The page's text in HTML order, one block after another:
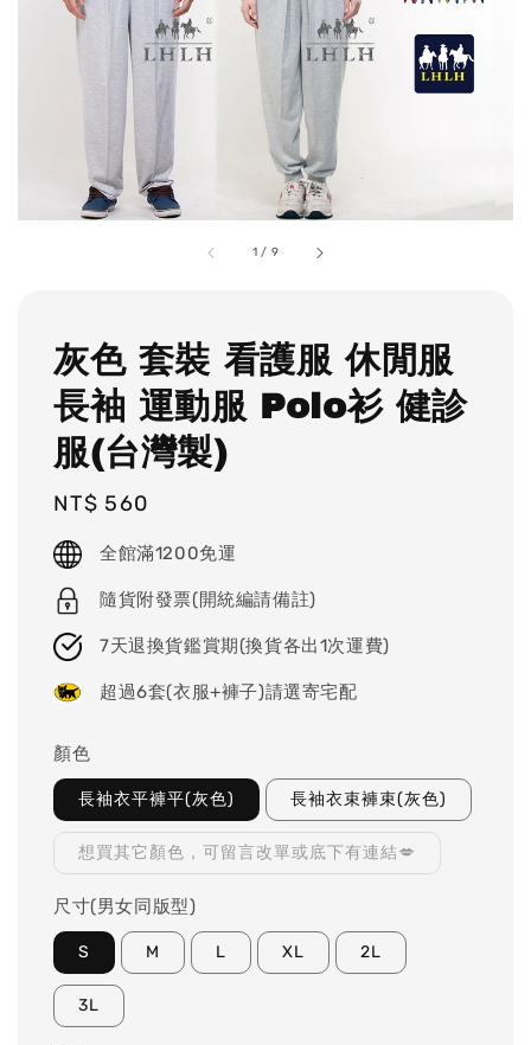
1 / 9
灰色 套裝 看護服 休閒服
長袖 運動服 Polo衫 健診
服(台灣製)
Regular
price
NT$ 560
全館滿1200免運
隨貨附發票(開統編請備註)
7天退換貨鑑賞期(換貨各出1次運費)
超過6套(衣服+褲子)請選寄宅配
顏色
長袖衣平褲平(灰色) 長袖衣束褲束(灰色)
想買其它顏色，可留言改單或底下有連結💋
尺寸(男女同版型)
S M L XL 2L
3L